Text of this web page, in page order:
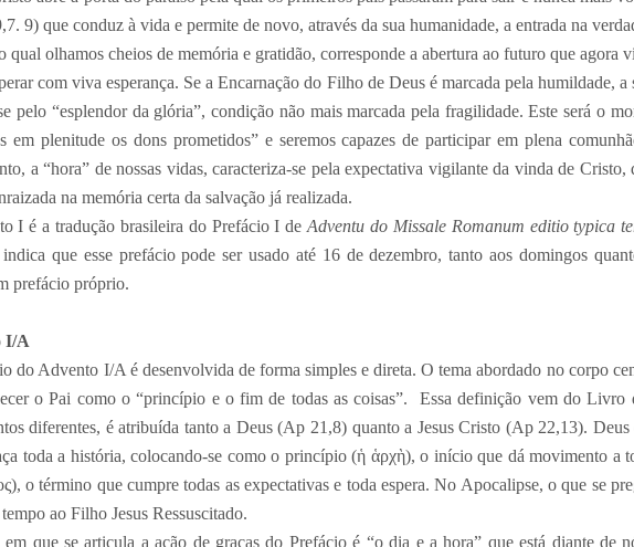
9) que conduz à vida e permite de novo, através da sua humanidade, a entrada na
qual olhamos cheios de memória e gratidão, corresponde a abertura ao futuro que agora
com viva esperança. Se a Encarnação do Filho de Deus é marcada pela humildade, a
pelo “esplendor da glória”, condição não mais marcada pela fragilidade. Este será o
em plenitude os dons prometidos” e seremos capazes de participar em plena
a “hora” de nossas vidas, caracteriza-se pela expectativa vigilante da vinda de Cristo,
na memória certa da salvação já realizada.
I é a tradução brasileira do Prefácio I deAdventu do Missale Romanum editio typica
que esse prefácio pode ser usado até 16 de dezembro, tanto aos domingos
prefácio próprio.
I/A
do Advento I/A é desenvolvida de forma simples e direta. O tema abordado no corpo
o Pai como o “princípio e o fim de todas as coisas”. Essa definição vem do Livro
diferentes, é atribuída tanto a Deus (Ap 21,8) quanto a Jesus Cristo (Ap 22,13). Deus
toda a história, colocando-se como o princípio (ἡ ἁρχὴ), o início que dá movimento a
o término que cumpre todas as expectativas e toda espera. No Apocalipse, o que se
ao Filho Jesus Ressuscitado.
que se articula a ação de graças do Prefácio é “o dia e a hora” que está diante de